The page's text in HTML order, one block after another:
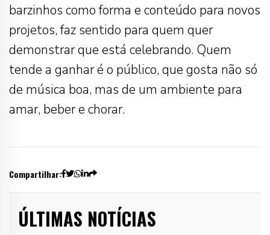
barzinhos como forma e conteúdo para novos
projetos, faz sentido para quem quer
demonstrar que está celebrando. Quem
tende a ganhar é o público, que gosta não só
de música boa, mas de um ambiente para
amar, beber e chorar.
Compartilhar:
ÚLTIMAS NOTÍCIAS